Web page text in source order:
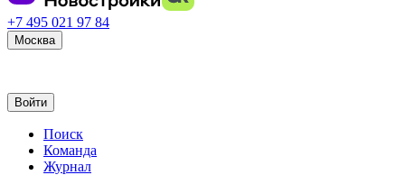
+7 495 021 97 84
Москва
Войти
Поиск
Команда
Журнал